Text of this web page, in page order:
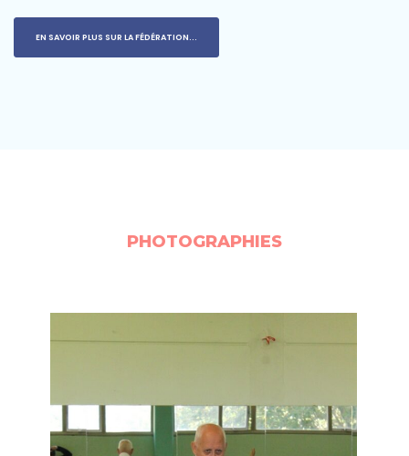
EN SAVOIR PLUS SUR LA FÉDÉRATION...
PHOTOGRAPHIES